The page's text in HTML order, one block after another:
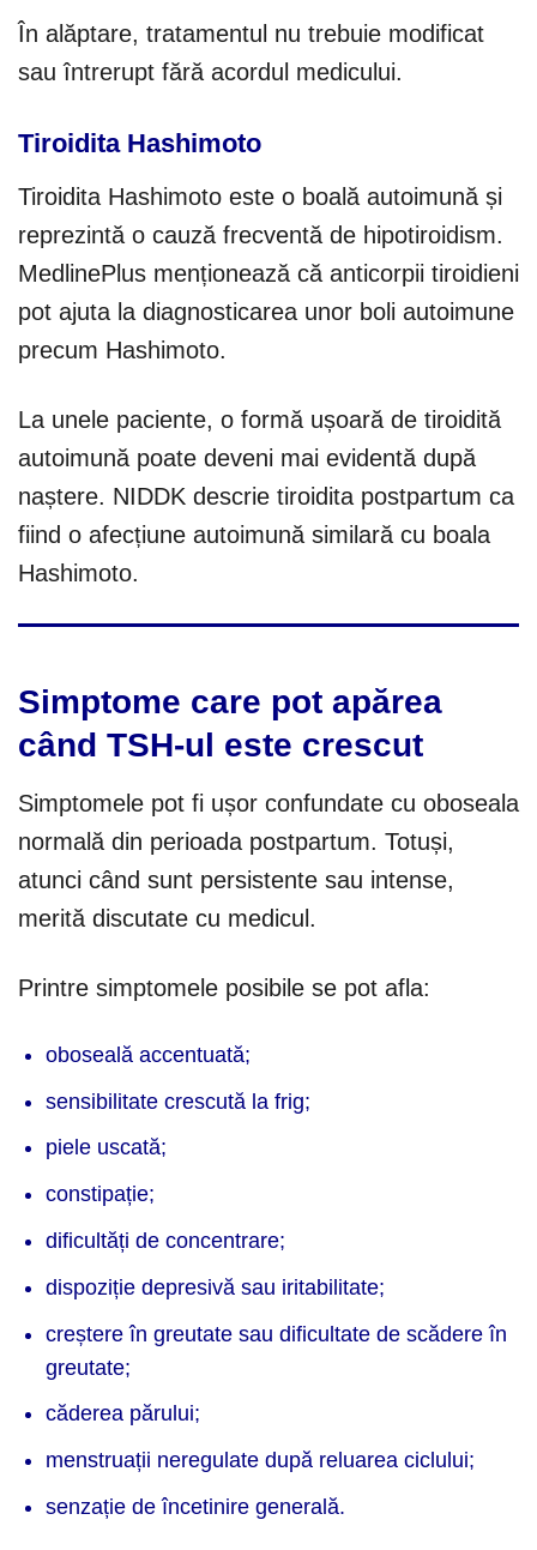
În alăptare, tratamentul nu trebuie modificat
sau întrerupt fără acordul medicului.
Tiroidita Hashimoto
Tiroidita Hashimoto este o boală autoimună și
reprezintă o cauză frecventă de hipotiroidism.
MedlinePlus menționează că anticorpii tiroidieni
pot ajuta la diagnosticarea unor boli autoimune
precum Hashimoto.
La unele paciente, o formă ușoară de tiroidită
autoimună poate deveni mai evidentă după
naștere. NIDDK descrie tiroidita postpartum ca
fiind o afecțiune autoimună similară cu boala
Hashimoto.
Simptome care pot apărea
când TSH-ul este crescut
Simptomele pot fi ușor confundate cu oboseala
normală din perioada postpartum. Totuși,
atunci când sunt persistente sau intense,
merită discutate cu medicul.
Printre simptomele posibile se pot afla:
oboseală accentuată;
sensibilitate crescută la frig;
piele uscată;
constipație;
dificultăți de concentrare;
dispoziție depresivă sau iritabilitate;
creștere în greutate sau dificultate de scădere în
greutate;
căderea părului;
menstruații neregulate după reluarea ciclului;
senzație de încetinire generală.